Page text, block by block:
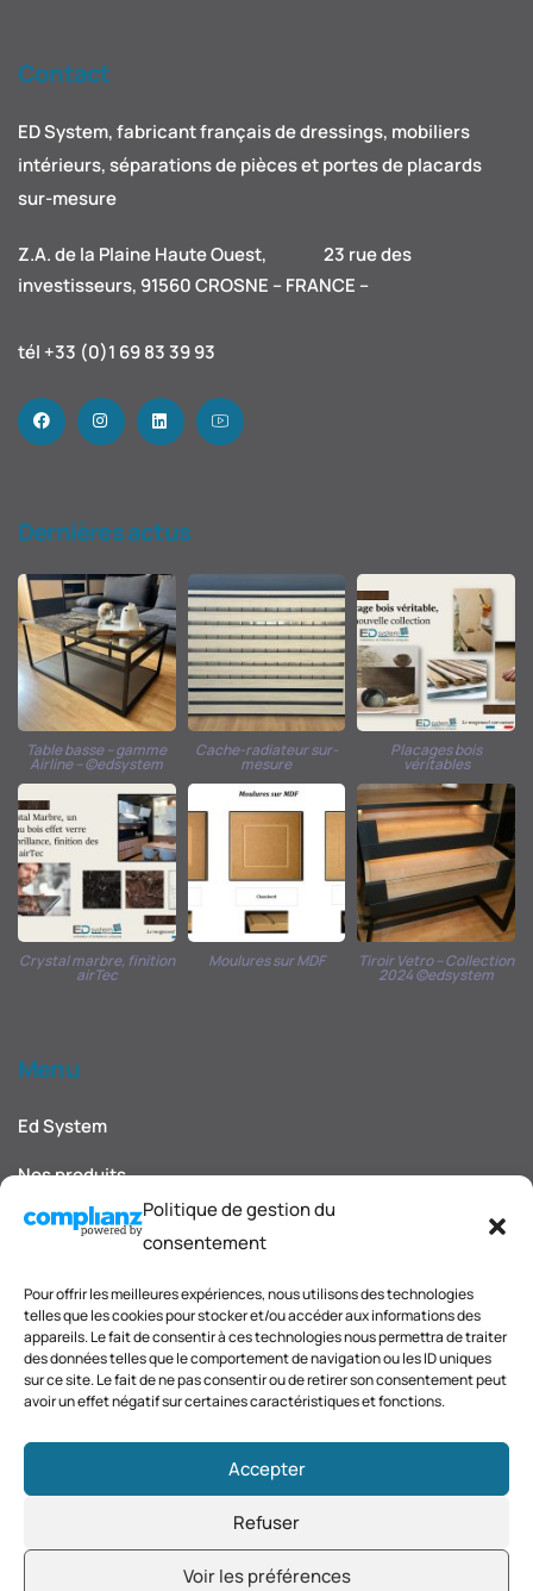
Politique de gestion du
consentement
Pour offrir les meilleures expériences, nous utilisons des technologies
telles que les cookies pour stocker et/ou accéder aux informations des
appareils. Le fait de consentir à ces technologies nous permettra de traiter
des données telles que le comportement de navigation ou les ID uniques
sur ce site. Le fait de ne pas consentir ou de retirer son consentement peut
avoir un effet négatif sur certaines caractéristiques et fonctions.
Accepter
Refuser
Voir les préférences
Contact
ED System, fabricant français de dressings, mobiliers
intérieurs, séparations de pièces et portes de placards
sur-mesure
Z.A. de la Plaine Haute Ouest, 23 rue des
investisseurs, 91560 CROSNE – FRANCE –
tél +33 (0)1 69 83 39 93
Dernières actus
Table basse – gamme
Airline – ©edsystem
Cache-radiateur sur-
mesure
Placages bois
véritables
Crystal marbre, finition
airTec
Moulures sur MDF Tiroir Vetro – Collection
2024 ©edsystem
Menu
Ed System
Nos produits
Nos décors et finitions
Carnet d'inspirations
Contact
© 2026 ED System. Tous droits réservés.Mentions légales